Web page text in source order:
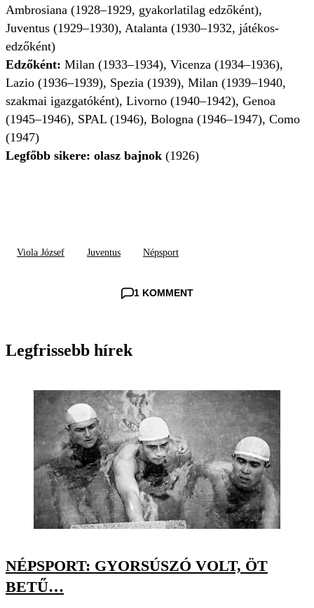
Ambrosiana (1928–1929, gyakorlatilag edzőként),
Juventus (1929–1930), Atalanta (1930–1932, játékos-
edzőként)
Edzőként: Milan (1933–1934), Vicenza (1934–1936),
Lazio (1936–1939), Spezia (1939), Milan (1939–1940,
szakmai igazgatóként), Livorno (1940–1942), Genoa
(1945–1946), SPAL (1946), Bologna (1946–1947), Como
(1947)
Legfőbb sikere: olasz bajnok (1926)
Viola József Juventus Népsport
1 KOMMENT
Legfrissebb hírek
NÉPSPORT: GYORSÚSZÓ VOLT, ÖT
BETŰ…